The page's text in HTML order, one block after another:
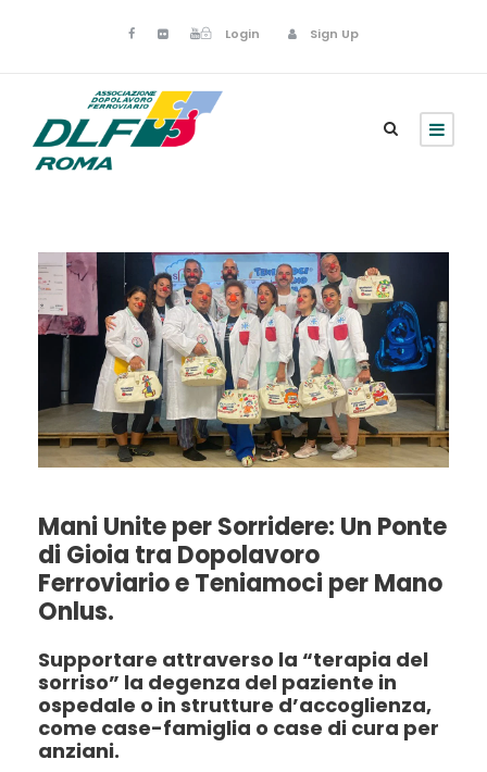
Login Sign Up
Mani Unite per Sorridere: Un Ponte
di Gioia tra Dopolavoro
Ferroviario e Teniamoci per Mano
Onlus.
Supportare attraverso la “terapia del
sorriso” la degenza del paziente in
ospedale o in strutture d’accoglienza,
come case-famiglia o case di cura per
anziani.